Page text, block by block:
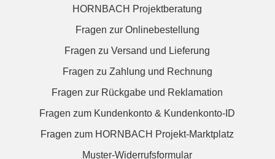
HORNBACH Projektberatung
Fragen zur Onlinebestellung
Fragen zu Versand und Lieferung
Fragen zu Zahlung und Rechnung
Fragen zur Rückgabe und Reklamation
Fragen zum Kundenkonto & Kundenkonto-ID
Fragen zum HORNBACH Projekt-Marktplatz
Muster-Widerrufsformular